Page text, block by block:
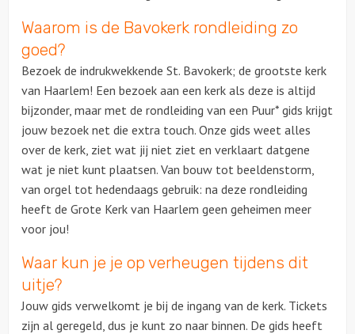
Dinerspellen
Workshops
Creatieve workshops
Culinaire workshops
Actieve workshops
Muzikale workshops
Teamtrainingen
Waarom is de Bavokerk rondleiding zo
goed?
Bezoek de indrukwekkende St. Bavokerk; de grootste kerk
van Haarlem! Een bezoek aan een kerk als deze is altijd
bijzonder, maar met de rondleiding van een Puur* gids krijgt
jouw bezoek net die extra touch. Onze gids weet alles
over de kerk, ziet wat jij niet ziet en verklaart datgene
wat je niet kunt plaatsen. Van bouw tot beeldenstorm,
van orgel tot hedendaags gebruik: na deze rondleiding
heeft de Grote Kerk van Haarlem geen geheimen meer
voor jou!
Waar kun je je op verheugen tijdens dit
uitje?
Jouw gids verwelkomt je bij de ingang van de kerk. Tickets
zijn al geregeld, dus je kunt zo naar binnen. De gids heeft